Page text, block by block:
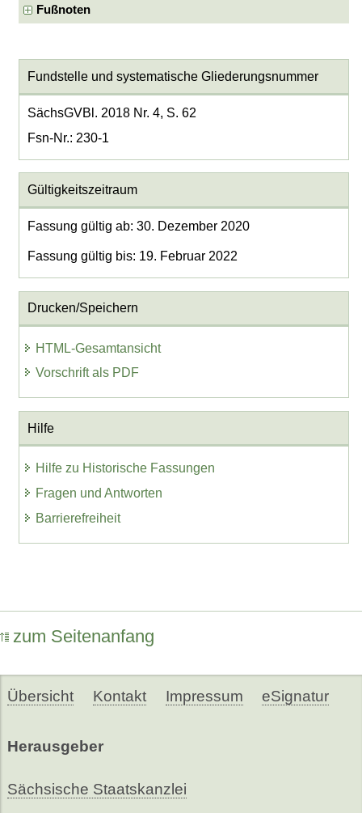
Fußnoten
Fundstelle und systematische Gliederungsnummer
SächsGVBl. 2018 Nr. 4, S. 62
Fsn-Nr.: 230-1
Gültigkeitszeitraum
Fassung gültig ab: 30. Dezember 2020
Fassung gültig bis: 19. Februar 2022
Drucken/Speichern
HTML-Gesamtansicht
Vorschrift als PDF
Hilfe
Hilfe zu Historische Fassungen
Fragen und Antworten
Barrierefreiheit
zum Seitenanfang
Übersicht Kontakt Impressum eSignatur
Herausgeber
Sächsische Staatskanzlei